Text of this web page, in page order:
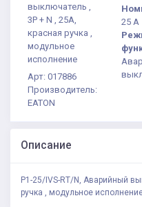
выключатель ,
3P + N , 25А,
красная ручка ,
модульное
исполнение
Арт: 017886
Производитель:
EATON
25 А
Описание
P1-25/IVS-RT/N, Аварийный
ручка , модульное